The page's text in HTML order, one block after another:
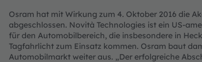
Osram hat mit Wirkung zum 4. Oktober 2016 die
abgeschlossen. Novità Technologies ist ein US-
für den Automobilbereich, die insbesondere in
Tagfahrlicht zum Einsatz kommen. Osram baut
Automobilmarkt weiter aus. „Der erfolgreiche